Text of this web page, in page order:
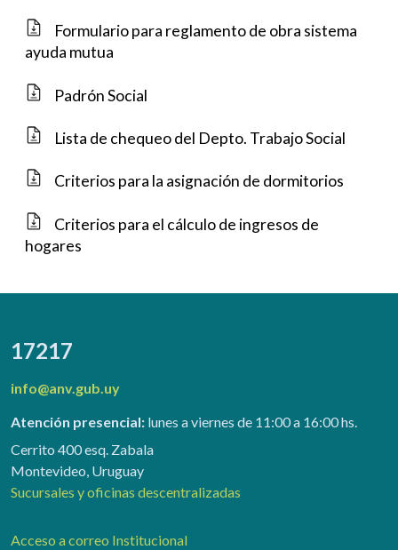
Formulario para reglamento de obra sistema
ayuda mutua
Padrón Social
Lista de chequeo del Depto. Trabajo Social
Criterios para la asignación de dormitorios
Criterios para el cálculo de ingresos de
hogares
17217
info@anv.gub.uy
Atención presencial: lunes a viernes de 11:00 a 16:00 hs.
Cerrito 400 esq. Zabala
Montevideo, Uruguay
Sucursales y oficinas descentralizadas
Acceso a correo Institucional